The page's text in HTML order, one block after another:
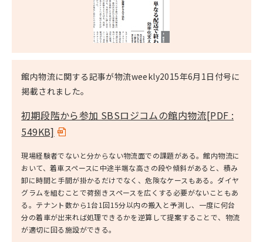
館内物流に関する記事が物流weekly2015年6月1日付号に
掲載されました。
初期段階から参加 SBSロジコムの館内物流[PDF :
549KB]
現場経験者でないと分からない物流面での課題がある。館内物流に
おいて、着車スペースに中途半端な高さの段や傾斜があると、積み
卸に時間と手間が掛かるだけでなく、危険なケースもある。ダイヤ
グラムを組むことで荷捌きスペースを広くする必要がないこともあ
る。テナント数から1台1回15分以内の搬入と予測し、一度に何台
分の着車が出来れば処理できるかを逆算して提案することで、物流
が適切に回る施設ができる。